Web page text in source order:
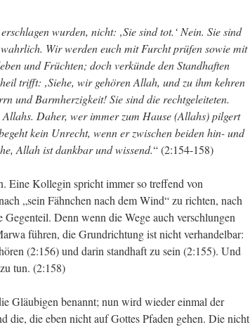
wurden, nicht: ‚Sie sind tot.‘ Nein. Sie sind
Wir werden euch mit Furcht prüfen sowie mit
und Früchten; doch verkünde den Standhaften
trifft: ‚Siehe, wir gehören Allah, und zu ihm kehren
und Barmherzigkeit! Sie sind die rechtgeleiteten.
Daher, wer immer zum Hause (Allahs) pilgert
kein Unrecht, wenn er zwischen beiden hin- und
Allah ist dankbar und wissend.“ (2:154-158)
Eine Kollegin spricht immer so treffend von
„sein Fähnchen nach dem Wind“ zu richten, nach
Denn wenn die Wege auch verschlungen
führen, die Grundrichtung ist nicht verhandelbar:
(2:156) und darin standhaft zu sein (2:155). Und
tun. (2:158)
Gläubigen benannt; nun wird wieder einmal der
die, die eben nicht auf Gottes Pfaden gehen. Die nicht